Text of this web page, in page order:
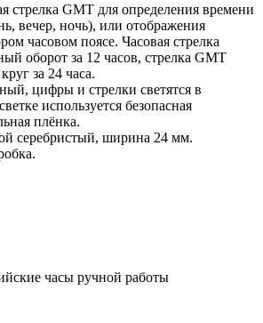
стрелка GMT для определения времени
вечер, ночь), или отображения
часовом поясе. Часовая стрелка
оборот за 12 часов, стрелка GMT
за 24 часа.
цифры и стрелки светятся в
используется безопасная
плёнка.
серебристый, ширина 24 мм.
часы ручной работы